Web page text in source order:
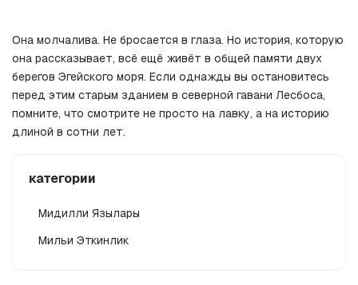
Она молчалива. Не бросается в глаза. Но история, которую
она рассказывает, всё ещё живёт в общей памяти двух
берегов Эгейского моря. Если однажды вы остановитесь
перед этим старым зданием в северной гавани Лесбоса,
помните, что смотрите не просто на лавку, а на историю
длиной в сотни лет.
категории
Мидилли Язылары
Мильи Эткинлик